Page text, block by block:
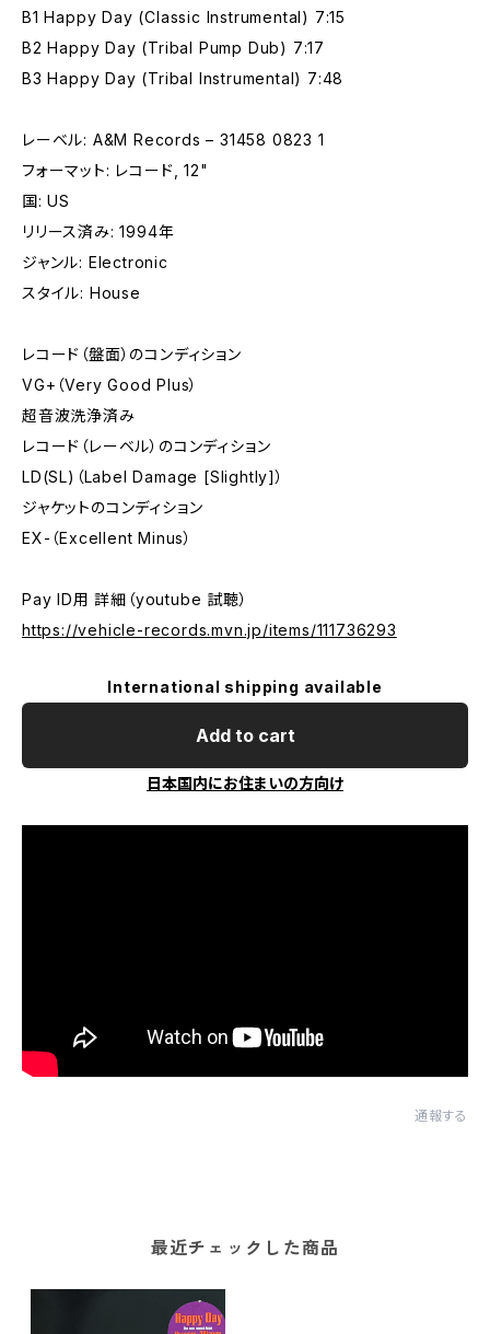
B1 Happy Day (Classic Instrumental) 7:15
B2 Happy Day (Tribal Pump Dub) 7:17
B3 Happy Day (Tribal Instrumental) 7:48
レーベル: A&M Records – 31458 0823 1
フォーマット: レコード, 12"
国: US
リリース済み: 1994年
ジャンル: Electronic
スタイル: House
レコード（盤面）のコンディション
VG+（Very Good Plus）
超音波洗浄済み
レコード（レーベル）のコンディション
LD(SL)（Label Damage [Slightly]）
ジャケットのコンディション
EX-（Excellent Minus）
Pay ID用 詳細（youtube 試聴）
https://vehicle-records.mvn.jp/items/111736293
International shipping available
Add to cart
日本国内にお住まいの方向け
通報する
最近チェックした商品